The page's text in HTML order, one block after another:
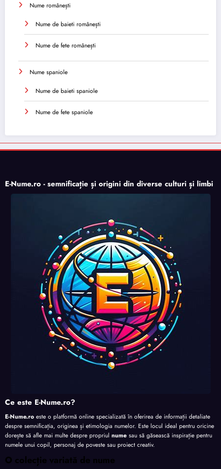
Nume românești
Nume de baieti românești
Nume de fete românești
Nume spaniole
Nume de baieti spaniole
Nume de fete spaniole
E-Nume.ro - semnificație și origini din diverse culturi și limbi
Ce este E-Nume.ro?
E-Nume.ro este o platformă online specializată în oferirea de informații detaliate
despre semnificația, originea și etimologia numelor. Este locul ideal pentru oricine
dorește să afle mai multe despre propriul nume sau să găsească inspirație pentru
numele unui copil, personaj de poveste sau proiect creativ.
O colecție variată de nume